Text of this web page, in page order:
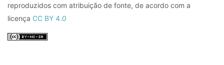
reproduzidos com atribuição de fonte, de acordo com a
licença CC BY 4.0